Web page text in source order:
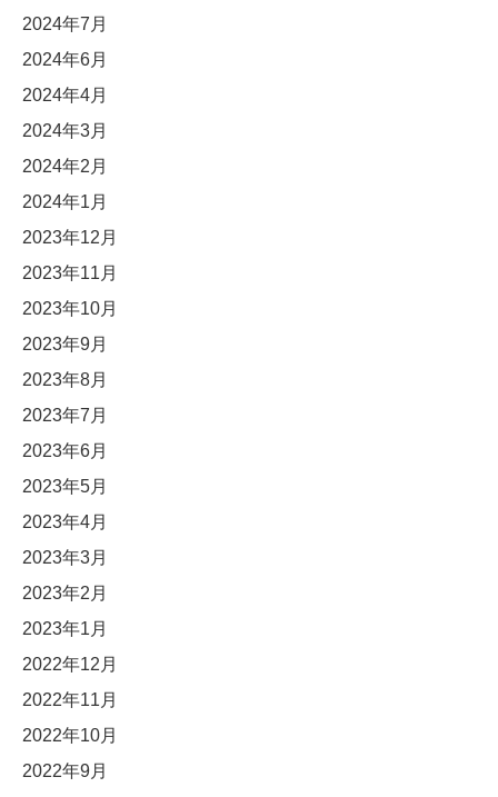
2024年7月
2024年6月
2024年4月
2024年3月
2024年2月
2024年1月
2023年12月
2023年11月
2023年10月
2023年9月
2023年8月
2023年7月
2023年6月
2023年5月
2023年4月
2023年3月
2023年2月
2023年1月
2022年12月
2022年11月
2022年10月
2022年9月